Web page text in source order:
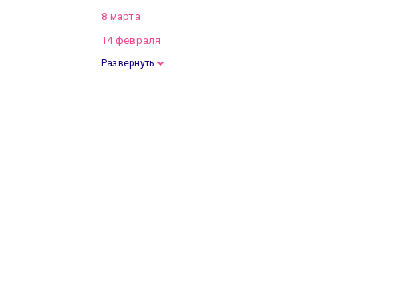
8 марта
14 февраля
Развернуть